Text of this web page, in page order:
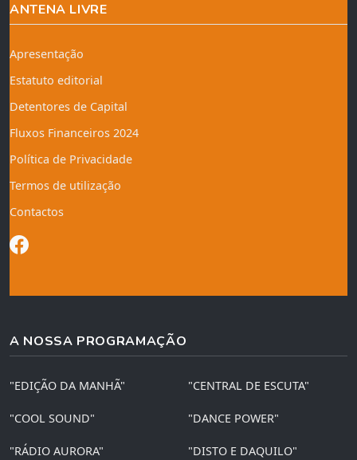
ANTENA LIVRE
Apresentação
Estatuto editorial
Detentores de Capital
Fluxos Financeiros 2024
Política de Privacidade
Termos de utilização
Contactos
A NOSSA PROGRAMAÇÃO
"EDIÇÃO DA MANHÃ" "CENTRAL DE ESCUTA"
"COOL SOUND" "DANCE POWER"
"RÁDIO AURORA" "DISTO E DAQUILO"